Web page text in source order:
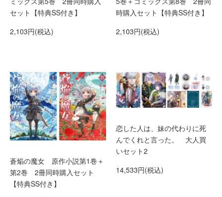
セット【特典SS付き】
2,103円(税込)
時購入セット【特典SS付き】
2,103円(税込)
蒼焔の魔女 原作小説第1巻＋
第2巻 2冊同時購入セット
【特典SS付き】
恋した人は、妹の代わりに死
んでくれと言った。 大人買
いセット2
14,533円(税込)